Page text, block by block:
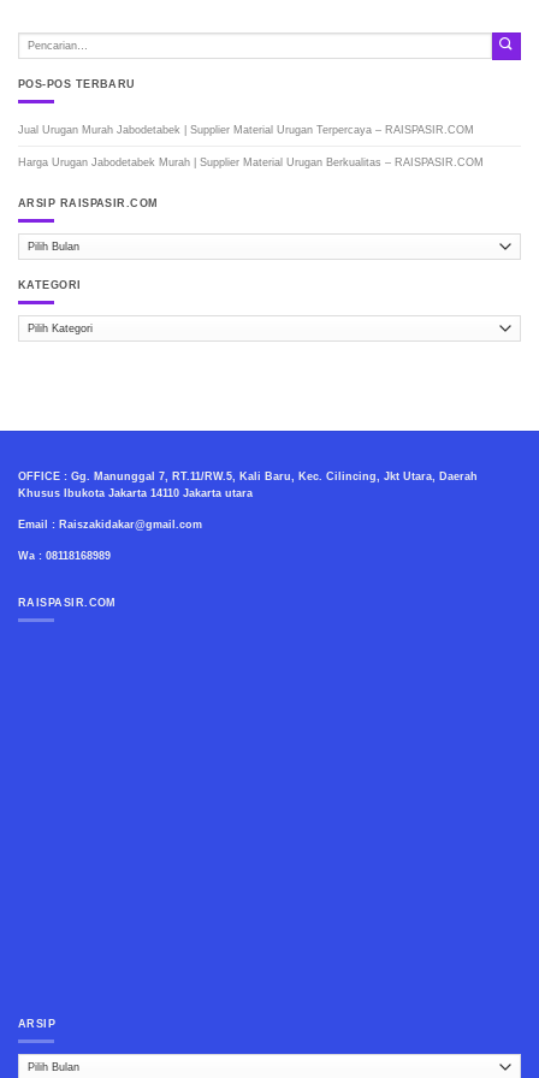
POS-POS TERBARU
Jual Urugan Murah Jabodetabek | Supplier Material Urugan Terpercaya – RAISPASIR.COM
Harga Urugan Jabodetabek Murah | Supplier Material Urugan Berkualitas – RAISPASIR.COM
ARSIP RAISPASIR.COM
ARSIP
KATEGORI
Kategori
OFFICE : Gg. Manunggal 7, RT.11/RW.5, Kali Baru, Kec. Cilincing, Jkt Utara, Daerah
Khusus Ibukota Jakarta 14110 Jakarta utara
Email : Raiszakidakar@gmail.com
Wa : 08118168989
RAISPASIR.COM
ARSIP
Arsip